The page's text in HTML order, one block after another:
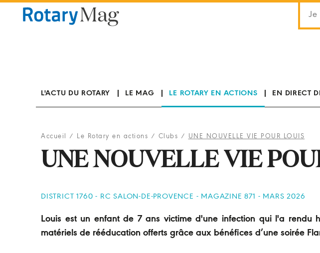
L'ACTU DU ROTARY LE MAG LE ROTARY EN ACTIONS EN DIRECT
Accueil / Le Rotary en actions / Clubs / UNE NOUVELLE VIE POUR LOUIS
UNE NOUVELLE VIE
DISTRICT 1760 - RC SALON-DE-PROVENCE - MAGAZINE 871 - MARS 2026
Louis est un enfant de 7 ans victime d'une infection qui l'a rendu
matériels de rééducation offerts grâce aux bénéfices d’une soirée
Panneau de gestion des cookies